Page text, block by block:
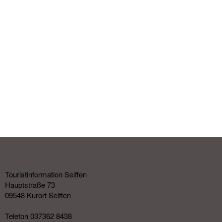
Touristinformation Seiffen
Hauptstraße 73
09548 Kurort Seiffen
Telefon 037362 8438